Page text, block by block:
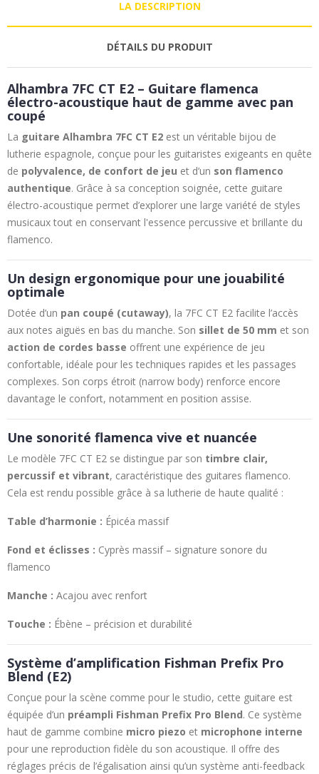
LA DESCRIPTION
DÉTAILS DU PRODUIT
Alhambra 7FC CT E2 – Guitare flamenca
électro-acoustique haut de gamme avec pan
coupé
La guitare Alhambra 7FC CT E2 est un véritable bijou de
lutherie espagnole, conçue pour les guitaristes exigeants en quête
de polyvalence, de confort de jeu et d’un son flamenco
authentique. Grâce à sa conception soignée, cette guitare
électro-acoustique permet d’explorer une large variété de styles
musicaux tout en conservant l'essence percussive et brillante du
flamenco.
Un design ergonomique pour une jouabilité
optimale
Dotée d’un pan coupé (cutaway), la 7FC CT E2 facilite l’accès
aux notes aiguës en bas du manche. Son sillet de 50 mm et son
action de cordes basse offrent une expérience de jeu
confortable, idéale pour les techniques rapides et les passages
complexes. Son corps étroit (narrow body) renforce encore
davantage le confort, notamment en position assise.
Une sonorité flamenca vive et nuancée
Le modèle 7FC CT E2 se distingue par son timbre clair,
percussif et vibrant, caractéristique des guitares flamenco.
Cela est rendu possible grâce à sa lutherie de haute qualité :
Table d’harmonie : Épicéa massif
Fond et éclisses : Cyprès massif – signature sonore du
flamenco
Manche : Acajou avec renfort
Touche : Ébène – précision et durabilité
Système d’amplification Fishman Prefix Pro
Blend (E2)
Conçue pour la scène comme pour le studio, cette guitare est
équipée d’un préampli Fishman Prefix Pro Blend. Ce système
haut de gamme combine micro piezo et microphone interne
pour une reproduction fidèle du son acoustique. Il offre des
réglages précis de l’égalisation ainsi qu’un système anti-feedback